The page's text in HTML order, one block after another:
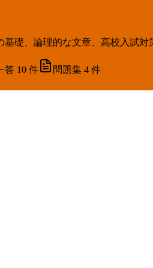
基礎、論理的な文章、高校入試対
答 10 件 問題集 4 件